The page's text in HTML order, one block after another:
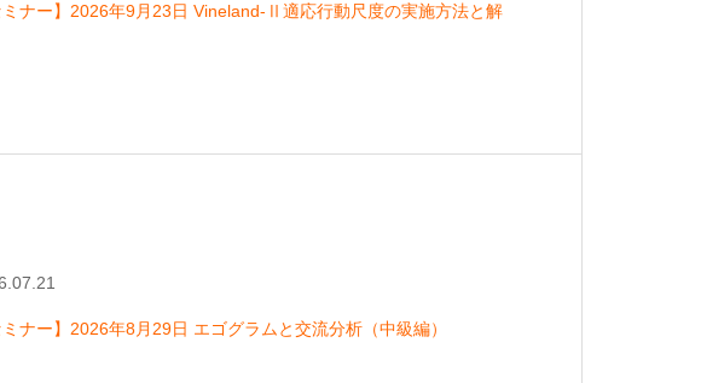
ミナー】2026年9月23日 Vineland-Ⅱ適応行動尺度の実施方法と解
ミナー】2026年8月29日 エゴグラムと交流分析（中級編）